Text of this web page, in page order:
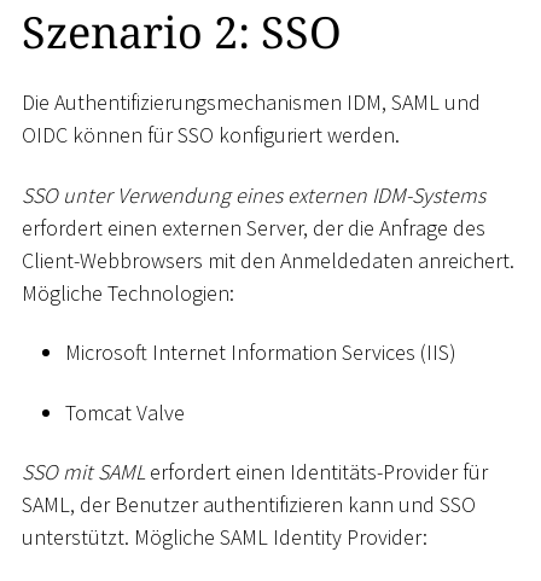
Szenario 2: SSO
Die Authentifizierungsmechanismen IDM, SAML und
OIDC können für SSO konfiguriert werden.
SSO unter Verwendung eines externen IDM-Systems
erfordert einen externen Server, der die Anfrage des
Client-Webbrowsers mit den Anmeldedaten anreichert.
Mögliche Technologien:
Microsoft Internet Information Services (IIS)
Tomcat Valve
SSO mit SAMLerfordert einen Identitäts-Provider für
SAML, der Benutzer authentifizieren kann und SSO
unterstützt. Mögliche SAML Identity Provider: